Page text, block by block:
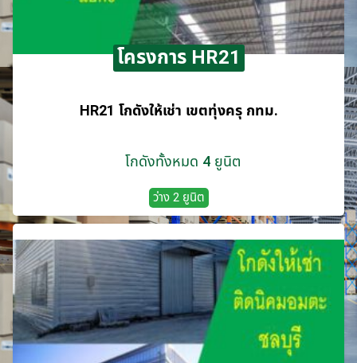
โครงการ HR21
HR21 โกดังให้เช่า เขตทุ่งครุ กทม.
โกดังทั้งหมด 4 ยูนิต
ว่าง 2 ยูนิต